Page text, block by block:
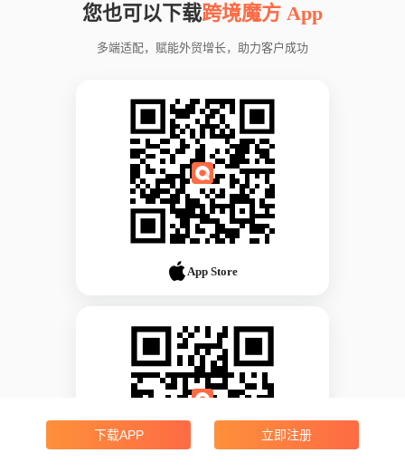
您也可以下载跨境魔方 App
多端适配，赋能外贸增长，助力客户成功
App Store
下载APP 立即注册